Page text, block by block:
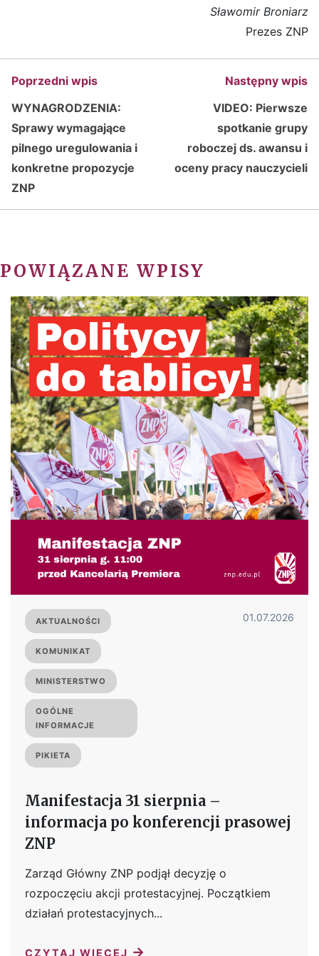
Sławomir Broniarz
Prezes ZNP
Poprzedni wpis
WYNAGRODZENIA:
Sprawy wymagające
pilnego uregulowania i
konkretne propozycje
ZNP
Następny wpis
VIDEO: Pierwsze
spotkanie grupy
roboczej ds. awansu i
oceny pracy nauczycieli
POWIĄZANE WPISY
AKTUALNOŚCI
KOMUNIKAT
MINISTERSTWO
OGÓLNE
INFORMACJE
PIKIETA
01.07.2026
Manifestacja 31 sierpnia –
informacja po konferencji prasowej
ZNP
Zarząd Główny ZNP podjął decyzję o
rozpoczęciu akcji protestacyjnej. Początkiem
działań protestacyjnych...
CZYTAJ WIĘCEJ →